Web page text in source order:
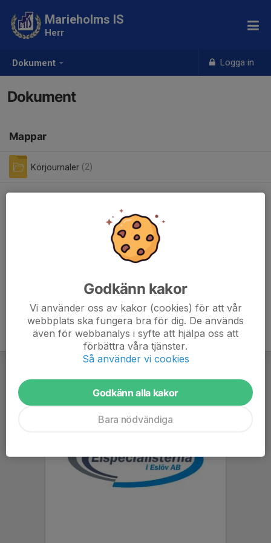
Dokument Logga in
Marieholms IS
Herr
Dokument
Mappar
Körjournaler (2)
Godkänn kakor
Vi använder oss av kakor (cookies) för att vår
webbplats ska fungera bra för dig. De används
även för webbanalys i syfte att hjälpa oss att
förbättra våra tjänster.
Så använder vi cookies
Godkänn alla kakor
Bara nödvändiga